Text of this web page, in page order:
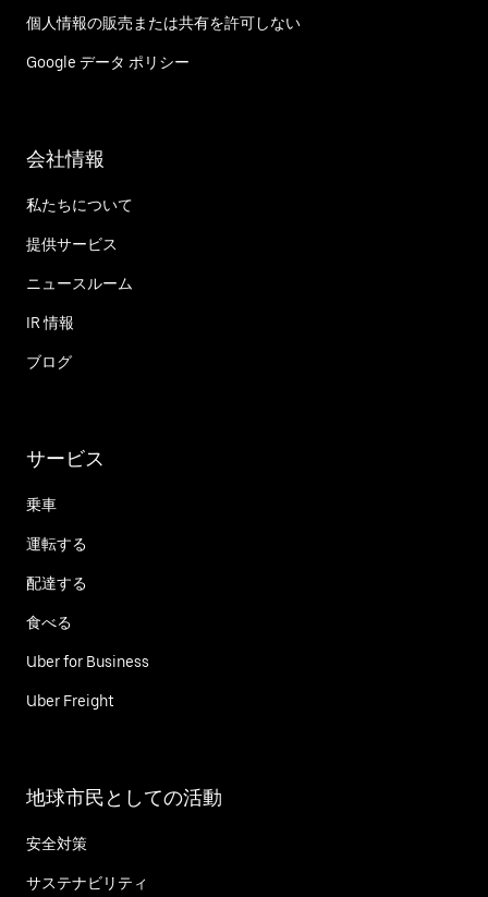
個人情報の販売または共有を許可しない
Google データ ポリシー
会社情報
私たちについて
提供サービス
ニュースルーム
IR 情報
ブログ
サービス
乗車
運転する
配達する
食べる
Uber for Business
Uber Freight
地球市民としての活動
安全対策
サステナビリティ